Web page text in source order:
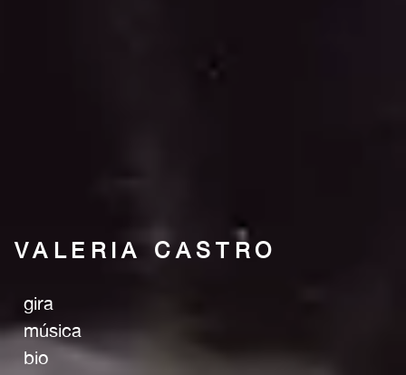
VALERIA CASTRO
gira
música
bio